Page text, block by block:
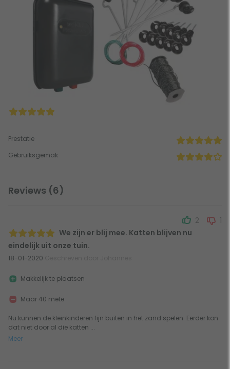
Prestatie
Gebruiksgemak
Reviews (6)
We zijn er blij mee. Katten blijven nu
eindelijk uit onze tuin.
18-01-2020
2 1
Nu kunnen de kleinkinderen fijn buiten in het zand spelen. Eerder kon
dat niet door al die katten ...
Meer
Makkelijk te plaatsen
Maar 40 mete